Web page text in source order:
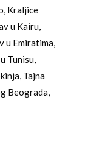
Kraljice
u Kairu,
u Emiratima,
Tunisu,
Tajna
Beograda,